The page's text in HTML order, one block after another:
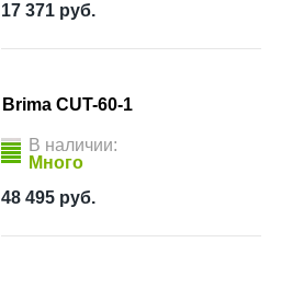
17 371 руб.
Brima CUT-60-1
В наличии:
Много
48 495 руб.